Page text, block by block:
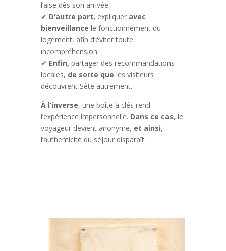
l’aise dès son arrivée.
✔ D’autre part, expliquer avec
bienveillance le fonctionnement du
logement, afin d’éviter toute
incompréhension.
✔ Enfin, partager des recommandations
locales, de sorte que les visiteurs
découvrent Sète autrement.
À l’inverse, une boîte à clés rend
l’expérience impersonnelle. Dans ce cas, le
voyageur devient anonyme, et ainsi,
l’authenticité du séjour disparaît.